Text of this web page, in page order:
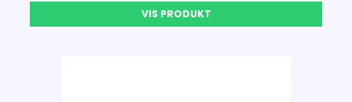
VIS PRODUKT